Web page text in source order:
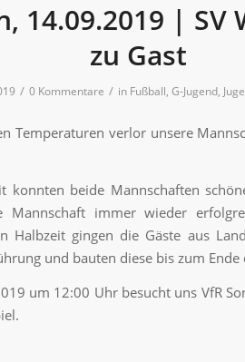
14.09.2019 | SV
zu Gast
/ 0 Kommentare / in Fußball, G-Jugend,
Temperaturen verlor unsere
konnten beide Mannschaften
Mannschaft immer wieder
Halbzeit gingen die Gäste aus
und bauten diese bis zum Ende
um 12:00 Uhr besucht uns VfR